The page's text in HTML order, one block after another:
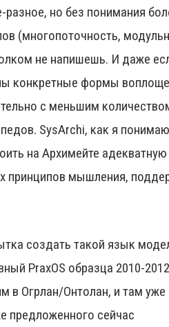
но без понимания
(многопоточность,
не напишешь. И даже
конкретные формы
с меньшим
SysArchi, как я
на Архимейте
принципов мышления,
создать такой язык
PraxOS образца 2010-
в Огрлан/Онтолан, и там уже
предложенного сейчас